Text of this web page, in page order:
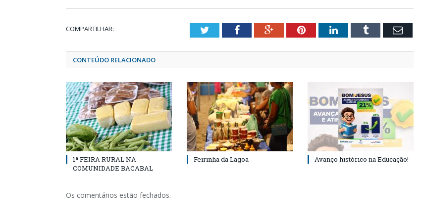
COMPARTILHAR: TwitterFacebookGoogle+PinterestLinkedInTumblr Email
CONTEÚDO RELACIONADO
1ª FEIRA RURAL NA
COMUNIDADE BACABAL
Feirinha da Lagoa Avanço histórico na Educação!
Os comentários estão fechados.